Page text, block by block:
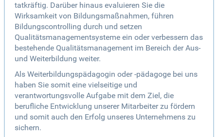
tatkräftig. Darüber hinaus evaluieren Sie die
Wirksamkeit von Bildungsmaßnahmen, führen
Bildungscontrolling durch und setzen
Qualitätsmanagementsysteme ein oder verbessern das
bestehende Qualitätsmanagement im Bereich der Aus-
und Weiterbildung weiter.
Als Weiterbildungspädagogin oder -pädagoge bei uns
haben Sie somit eine vielseitige und
verantwortungsvolle Aufgabe mit dem Ziel, die
berufliche Entwicklung unserer Mitarbeiter zu fördern
und somit auch den Erfolg unseres Unternehmens zu
sichern.